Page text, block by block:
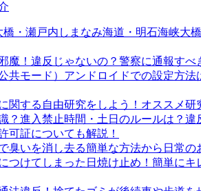
可証についても解説！